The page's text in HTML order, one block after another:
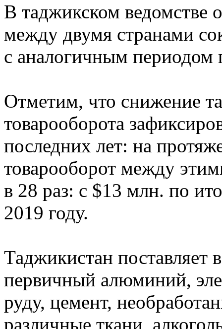
В таджикском ведомстве
между двумя странами
с аналогичным периодом
Отметим, что снижение
товарооборота
последних лет: на
товарооборот между
в 28 раз: с $13 млн. по
2019 году.
Таджикистан поставляет
первичный алюминий,
руду, цемент,
различные ткани,